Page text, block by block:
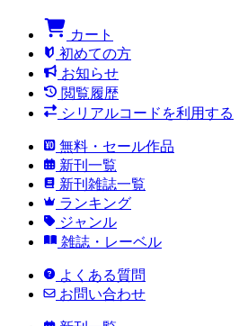
カート
初めての方
お知らせ
閲覧履歴
シリアルコードを利用する
無料・セール作品
新刊一覧
新刊雑誌一覧
ランキング
ジャンル
雑誌・レーベル
よくある質問
お問い合わせ